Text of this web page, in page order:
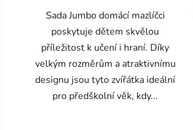
Sada Jumbo domácí mazlíčci
poskytuje dětem skvělou
příležitost k učení i hraní. Díky
velkým rozměrům a atraktivnímu
designu jsou tyto zvířátka ideální
pro předškolní věk, kdy...